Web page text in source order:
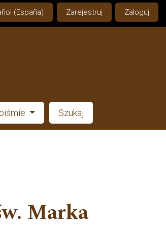
(España) Zarejestruj Zaloguj
Szukaj
Marka